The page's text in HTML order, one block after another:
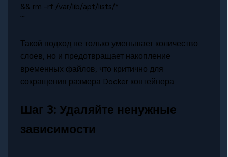
&& rm -rf /var/lib/apt/lists/*
```
Такой подход не только уменьшает количество
слоев, но и предотвращает накопление
временных файлов, что критично для
сокращения размера Docker контейнера.
Шаг 3: Удаляйте ненужные
зависимости